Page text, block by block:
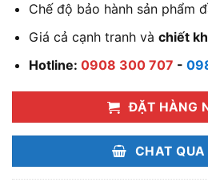
Chế độ bảo hành sản phẩm
Giá cả cạnh tranh và chiết
Hotline: 0908 300 707 -
ĐẶT HÀNG
CHAT